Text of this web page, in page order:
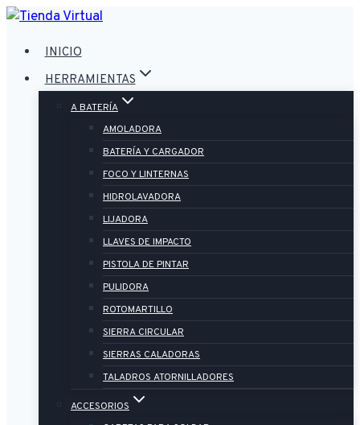
Saltar
contenido
INICIO
HERRAMIENTAS
A BATERÍA
AMOLADORA
BATERÍA Y CARGADOR
FOCO Y LINTERNAS
HIDROLAVADORA
LIJADORA
LLAVES DE IMPACTO
PISTOLA DE PINTAR
PULIDORA
ROTOMARTILLO
SIERRA CIRCULAR
SIERRAS CALADORAS
TALADROS ATORNILLADORES
ACCESORIOS